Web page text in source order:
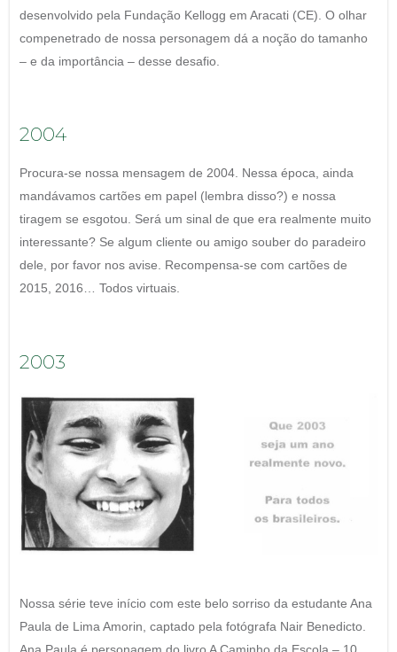
desenvolvido pela Fundação Kellogg em Aracati (CE). O olhar
compenetrado de nossa personagem dá a noção do tamanho
– e da importância – desse desafio.
2004
Procura-se nossa mensagem de 2004. Nessa época, ainda
mandávamos cartões em papel (lembra disso?) e nossa
tiragem se esgotou. Será um sinal de que era realmente muito
interessante? Se algum cliente ou amigo souber do paradeiro
dele, por favor nos avise. Recompensa-se com cartões de
2015, 2016… Todos virtuais.
2003
Nossa série teve início com este belo sorriso da estudante Ana
Paula de Lima Amorin, captado pela fotógrafa Nair Benedicto.
Ana Paula é personagem do livro A Caminho da Escola – 10